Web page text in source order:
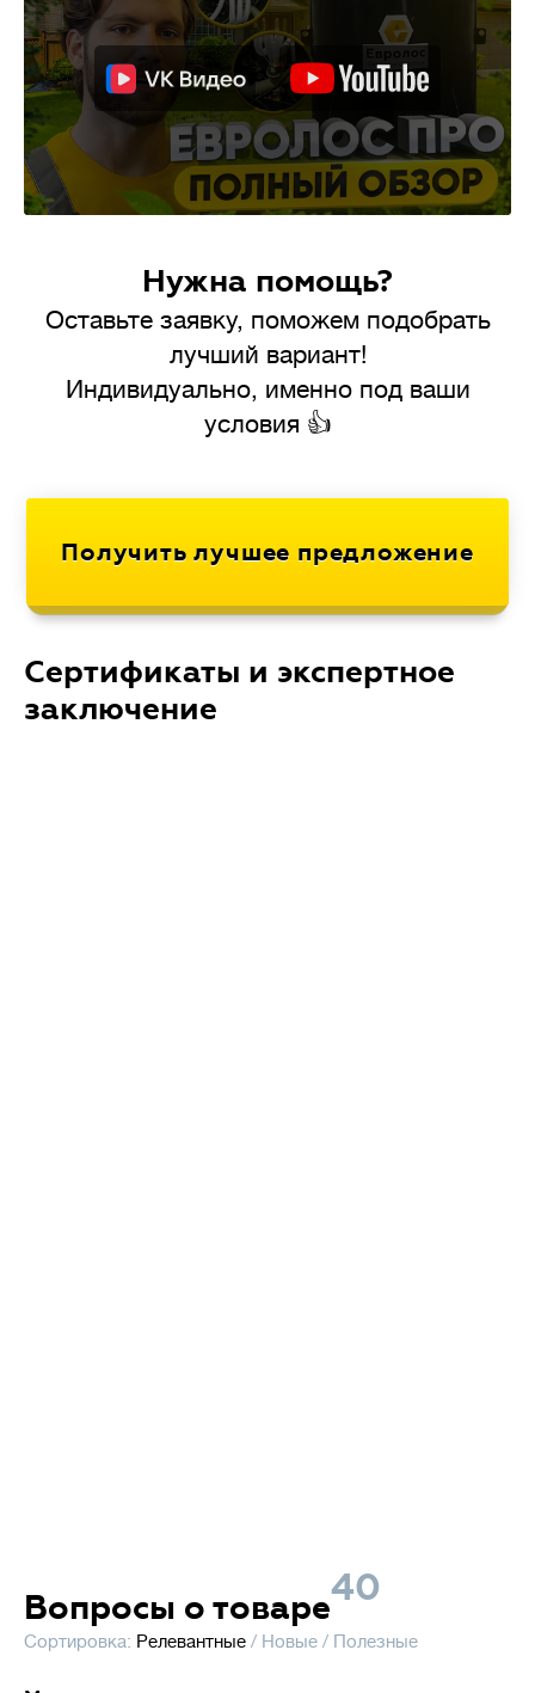
Нужна помощь?
Оставьте заявку, поможем подобрать
лучший вариант!
Индивидуально, именно под ваши
условия 👍
Сертификаты и экспертное
заключение
Вопросы о товаре40
Сортировка: Релевантные / Новые / Полезные